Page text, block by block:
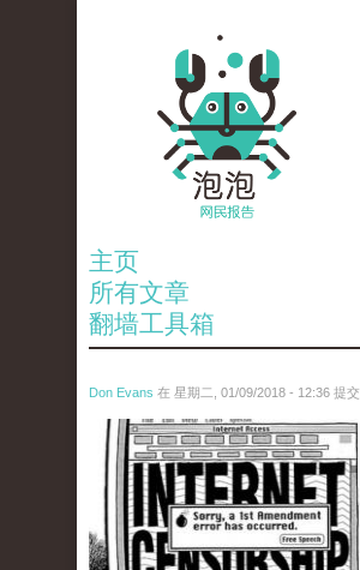
主页
所有文章
翻墙工具箱
Don Evans 在 星期二, 01/09/2018 - 12:36 提交
wechatimg866.jpeg